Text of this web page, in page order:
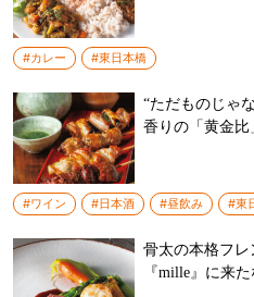
#カレー #東日本橋
“ただものじゃ
香りの「黄金比
#ワイン #日本酒 #昼飲み #東
骨太の本格フ
『mille』に来